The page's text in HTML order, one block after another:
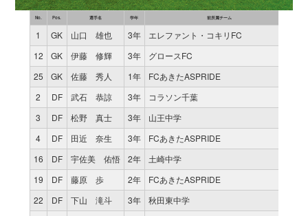
No. Pos. 選手名 学年 前所属チーム
1 GK 山口 雄也 3年 エレファント・コキリFC
12
GK 伊藤 修輝 3年 グロースFC
25
GK 佐藤 秀人 1年 FCあきたASPRIDE
2
DF 武石 恭諒 3年 コラソン千葉
3
DF 松野 真士 3年 山王中学
4
DF 田近 奈生 3年 FCあきたASPRIDE
16
DF 宇佐美 佑悟 2年 土崎中学
19
DF 藤原 歩 2年 FCあきたASPRIDE
22
DF 下山 滝斗 3年 秋田東中学